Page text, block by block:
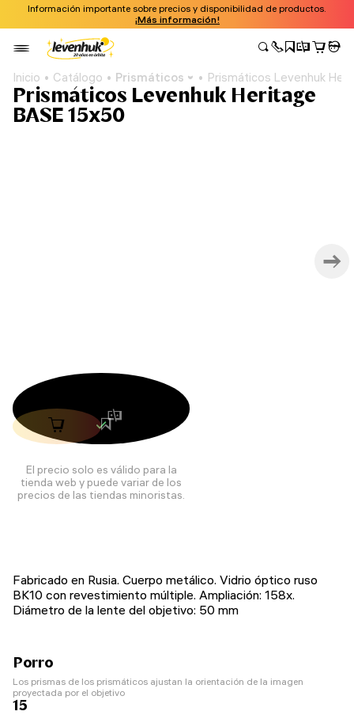
Información importante sobre precios y disponibilidad de productos.
¡Más información!
Inicio Catálogo Prismáticos Prismáticos Levenhuk
Prismáticos Levenhuk Heritage
BASE 15x50
El precio solo es válido para la
tienda web y puede variar de los
precios de las tiendas minoristas.
Fabricado en Rusia. Cuerpo metálico. Vidrio óptico ruso
BK10 con revestimiento múltiple. Ampliación: 158x.
Diámetro de la lente del objetivo: 50 mm
Porro
Los prismas de los prismáticos ajustan la orientación de la imagen
proyectada por el objetivo
15